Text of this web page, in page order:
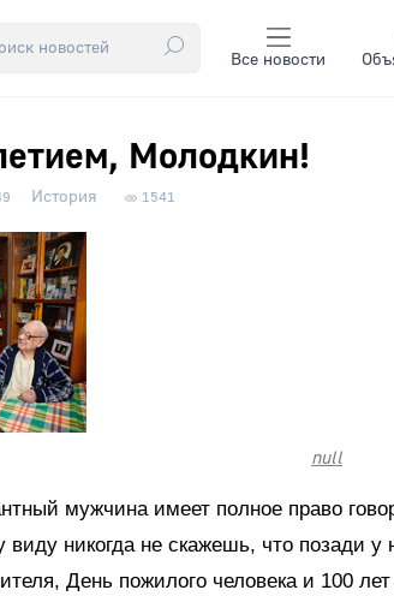
Все новости
Молодкин!
История 1541
null
мужчина имеет полное право
виду никогда не скажешь, что позади
День пожилого человека и 100